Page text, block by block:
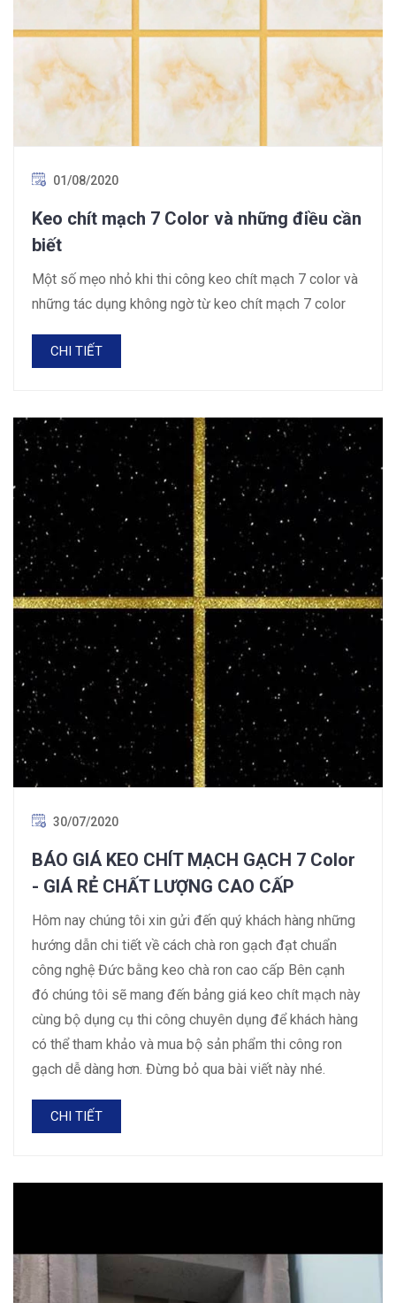
01/08/2020
Keo chít mạch 7 Color và những điều cần
biết
Một số mẹo nhỏ khi thi công keo chít mạch 7 color và
những tác dụng không ngờ từ keo chít mạch 7 color
CHI TIẾT
30/07/2020
BÁO GIÁ KEO CHÍT MẠCH GẠCH 7 Color
- GIÁ RẺ CHẤT LƯỢNG CAO CẤP
Hôm nay chúng tôi xin gửi đến quý khách hàng những
hướng dẫn chi tiết về cách chà ron gạch đạt chuẩn
công nghệ Đức bằng keo chà ron cao cấp Bên cạnh
đó chúng tôi sẽ mang đến bảng giá keo chít mạch này
cùng bộ dụng cụ thi công chuyên dụng để khách hàng
có thể tham khảo và mua bộ sản phẩm thi công ron
gạch dễ dàng hơn. Đừng bỏ qua bài viết này nhé.
CHI TIẾT